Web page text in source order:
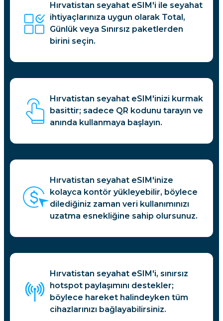
Hırvatistan seyahat eSIM'i ile seyahat
ihtiyaçlarınıza uygun olarak Total,
Günlük veya Sınırsız paketlerden
birini seçin.
Hırvatistan seyahat eSIM'inizi kurmak
basittir; sadece QR kodunu tarayın ve
anında kullanmaya başlayın.
Hırvatistan seyahat eSIM'inize
kolayca kontör yükleyebilir, böylece
dilediğiniz zaman veri kullanımınızı
uzatma esnekliğine sahip olursunuz.
Hırvatistan seyahat eSIM'i, sınırsız
hotspot paylaşımını destekler;
böylece hareket halindeyken tüm
cihazlarınızı bağlayabilirsiniz.